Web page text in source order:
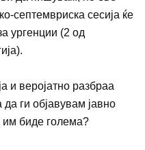
септемвриска сесија ќе
ургенции (2 од
и веројатно разбраа
ги објавувам јавно
им биде голема?